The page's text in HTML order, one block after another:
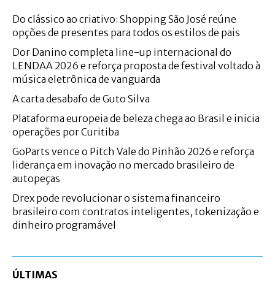
Do clássico ao criativo: Shopping São José reúne
opções de presentes para todos os estilos de pais
Dor Danino completa line-up internacional do
LENDAA 2026 e reforça proposta de festival voltado à
música eletrônica de vanguarda
A carta desabafo de Guto Silva
Plataforma europeia de beleza chega ao Brasil e inicia
operações por Curitiba
GoParts vence o Pitch Vale do Pinhão 2026 e reforça
liderança em inovação no mercado brasileiro de
autopeças
Drex pode revolucionar o sistema financeiro
brasileiro com contratos inteligentes, tokenização e
dinheiro programável
ÚLTIMAS